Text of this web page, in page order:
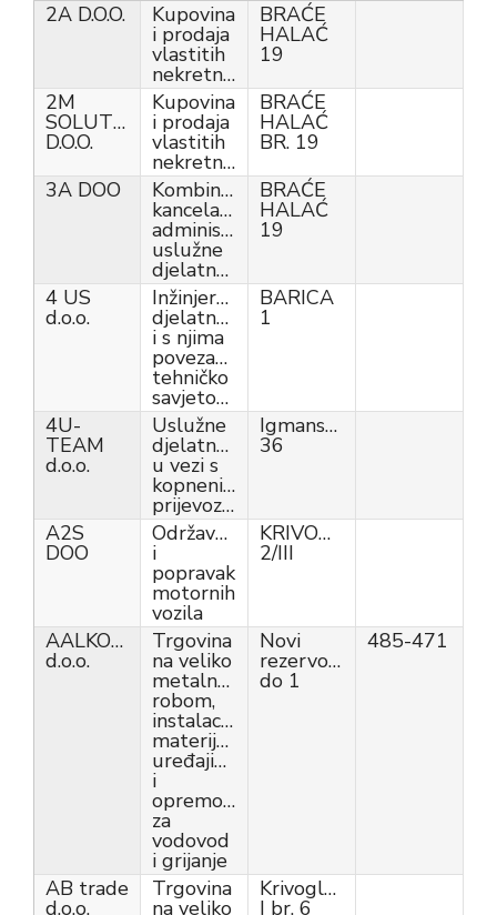
2A D.O.O. Kupovina
i prodaja
vlastitih
nekretnina
BRAĆE
HALAĆ
19
2M
SOLUTIONS
D.O.O.
Kupovina
i prodaja
vlastitih
nekretnina
BRAĆE
HALAĆ
BR. 19
3A DOO
Kombinirane
kancelarijske
administrativne
uslužne
djelatnosti
BRAĆE
HALAĆ
19
4 US
d.o.o.
Inžinjerske
djelatnosti
i s njima
povezano
tehničko
savjetovanje
BARICA
1
4U-
TEAM
d.o.o.
Uslužne
djelatnosti
u vezi s
kopnenim
prijevozom
Igmanska
36
A2S
DOO
Održavanje
i
popravak
motornih
vozila
KRIVOGLACI
2/III
AALKONTI
d.o.o.
Trgovina
na veliko
metalnom
robom,
instalacijskim
materijalom,
uređajima
i
opremom
za
vodovod
i grijanje
Novi
rezervoar
do 1
485-471
AB trade
d.o.o.
Trgovina
na veliko
Krivoglavci
I br. 6